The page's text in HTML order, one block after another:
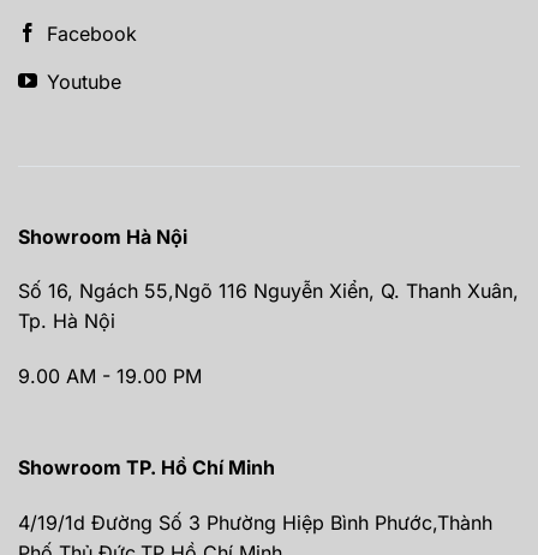
Facebook
Youtube
Showroom Hà Nội
Số 16, Ngách 55,Ngõ 116 Nguyễn Xiển, Q. Thanh Xuân,
Tp. Hà Nội
9.00 AM - 19.00 PM
Showroom TP. Hồ Chí Minh
4/19/1d Đường Số 3 Phường Hiệp Bình Phước,Thành